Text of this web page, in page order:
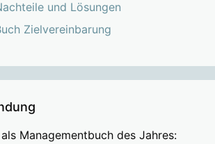
und Lösungen
Zielvereinbarung
Managementbuch des Jahres: